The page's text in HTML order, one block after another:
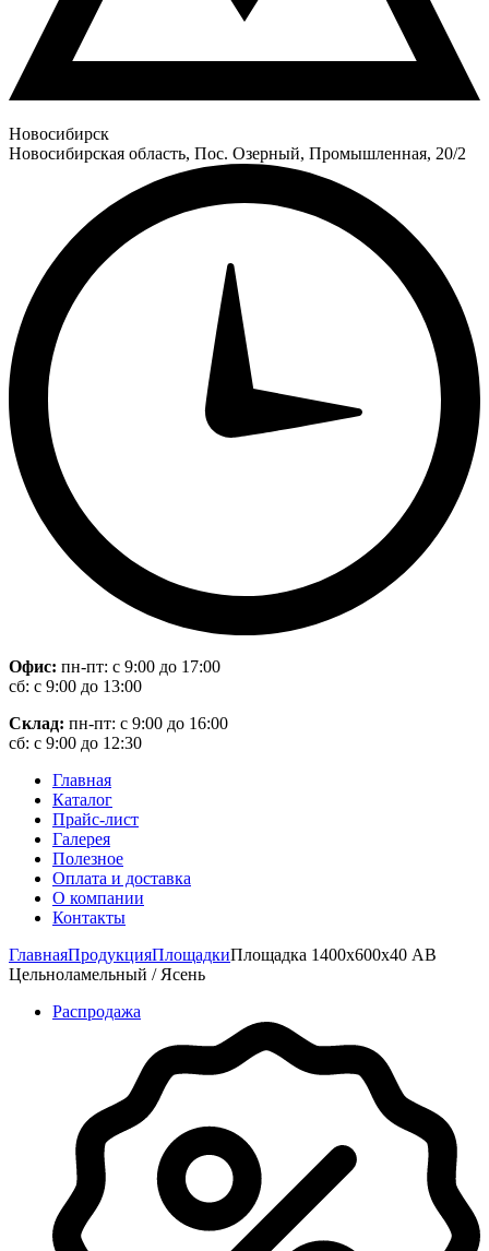
Новосибирск
Новосибирская область, Пос. Озерный, Промышленная, 20/2
Офис: пн-пт: с 9:00 до 17:00
сб: с 9:00 до 13:00
Склад: пн-пт: с 9:00 до 16:00
сб: с 9:00 до 12:30
Главная
Каталог
Прайс-лист
Галерея
Полезное
Оплата и доставка
О компании
Контакты
ГлавнаяПродукцияПлощадкиПлощадка 1400х600х40 АВ
Цельноламельный / Ясень
Распродажа